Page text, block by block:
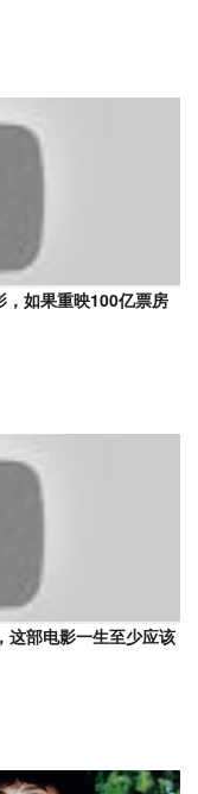
，如果重映100亿票房
这部电影一生至少应该